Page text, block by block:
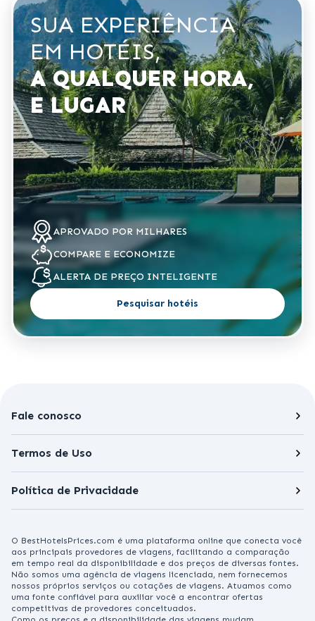
SUA EXPERIÊNCIA
EM HOTÉIS,
A QUALQUER HORA,
E LUGAR
APROVADO POR MILHARES
COMPARE E ECONOMIZE
ALERTA DE PREÇO INTELIGENTE
Pesquisar hotéis
Fale conosco
Termos de Uso
Política de Privacidade
O BestHotelsPrices.com é uma plataforma online que conecta você
aos principais provedores de viagens, facilitando a comparação
em tempo real da disponibilidade e dos preços de diversas fontes.
Não somos uma agência de viagens licenciada, nem fornecemos
nossos próprios serviços ou cotações de viagens. Atuamos como
uma fonte confiável para auxiliar você a encontrar ofertas
competitivas de provedores conceituados.